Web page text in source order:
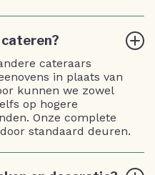
cateren?
cateraars
in plaats van
kunnen we zowel
op hogere
Onze complete
standaard deuren.